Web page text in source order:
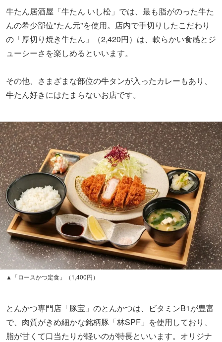
牛たん居酒屋「牛たん いし松」では、最も脂がのった牛た
んの希少部位"たん元"を使用。店内で手切りしたこだわり
の「厚切り焼き牛たん」
（2,420円） は、軟らかい食感とジ
ューシーさを楽しめるといいます。
その他、さまざまな部位の牛タンが入ったカレーもあり、
牛たん好きにはたまらないお店です。
▲「ロースかつ定食」（1,400円）
とんかつ専門店「豚宝」のとんかつは、ビタミンB1が豊富
で、肉質がきめ細かな銘柄豚「林SPF」を使用しており、
脂が甘くて口当たりが軽いのが特長といいます。オリジナ